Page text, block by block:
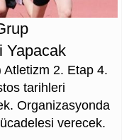
Yapacak
Atletizm 2. Etap 4.
tarihleri
Organizasyonda
verecek.